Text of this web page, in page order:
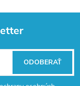
ODOBERAŤ